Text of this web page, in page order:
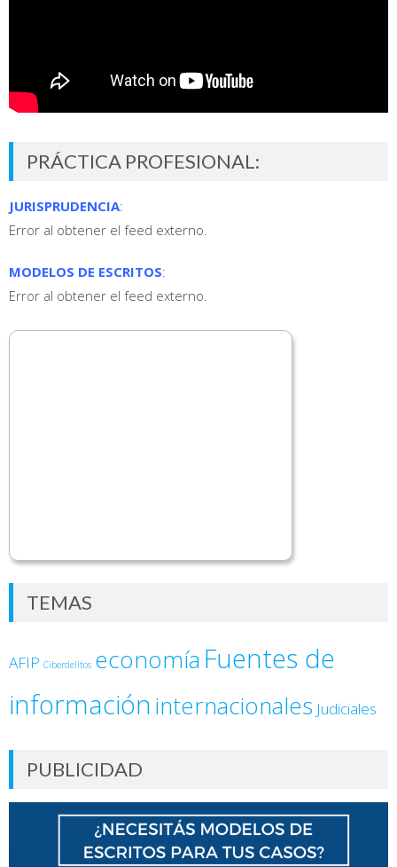
PRÁCTICA PROFESIONAL:
JURISPRUDENCIA:
Error al obtener el feed externo.
MODELOS DE ESCRITOS:
Error al obtener el feed externo.
TEMAS
AFIP Ciberdelitos economía Fuentes de
información internacionales Judiciales
PUBLICIDAD